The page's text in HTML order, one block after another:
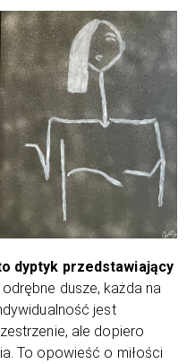
dyptyk przedstawiający
dusze, każda na
jest
ale dopiero
To opowieść o miłości